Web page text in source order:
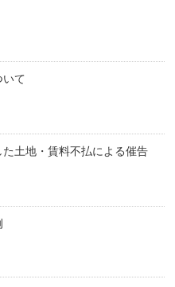
いて
土地・賃料不払による催告